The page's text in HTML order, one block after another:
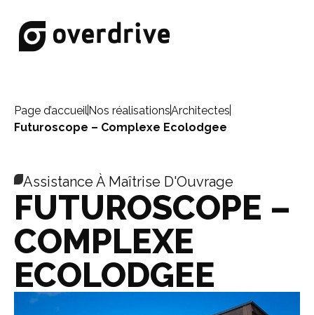
Page d’accueilNos réalisationsArchitectes
Futuroscope – Complexe Ecolodgee
Assistance À Maîtrise D'Ouvrage
FUTUROSCOPE –
COMPLEXE
ECOLODGEE